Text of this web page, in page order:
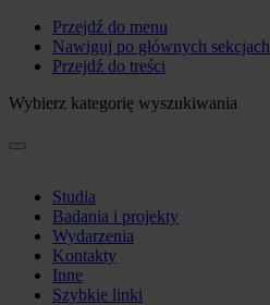
Przejdź do menu
Nawiguj po głównych sekcjach
Przejdź do treści
Wybierz kategorię wyszukiwania
Studia
Badania i projekty
Wydarzenia
Kontakty
Inne
Szybkie linki